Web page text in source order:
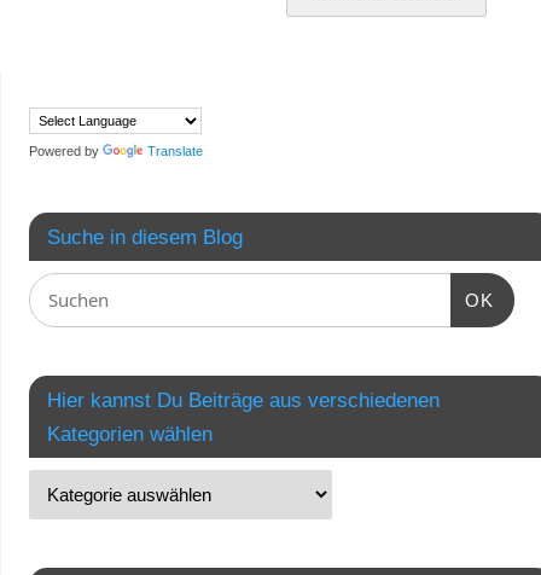
Powered by Translate
Suche in diesem Blog
OK
Hier kannst Du Beiträge aus verschiedenen
Kategorien wählen